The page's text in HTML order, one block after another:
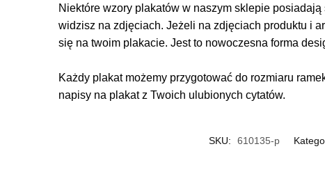
Niektóre wzory plakatów w naszym sklepie
widzisz na zdjęciach. Jeżeli na zdjęciach produktu i
się na twoim plakacie. Jest to nowoczesna forma
Każdy plakat możemy przygotować do rozmiaru
napisy na plakat z Twoich ulubionych cytatów.
SKU: 610135-p